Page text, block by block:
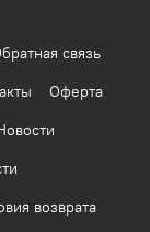
связь
Оферта
возврата